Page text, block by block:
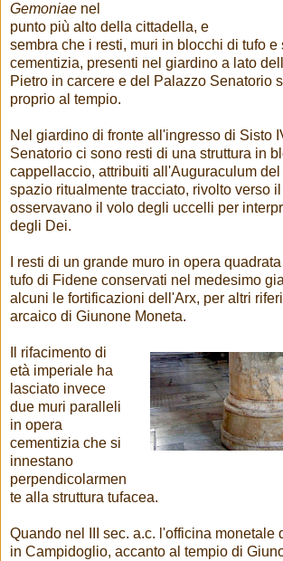
Gemoniae nel
punto più alto della cittadella, e
sembra che i resti, muri in blocchi di tufo e
cementizia, presenti nel giardino a lato
Pietro in carcere e del Palazzo Senatorio
proprio al tempio.
Nel giardino di fronte all'ingresso di Sisto
Senatorio ci sono resti di una struttura in
cappellaccio, attribuiti all'Auguraculum
spazio ritualmente tracciato, rivolto verso
osservavano il volo degli uccelli per
degli Dei.
I resti di un grande muro in opera
tufo di Fidene conservati nel medesimo
alcuni le fortificazioni dell'Arx, per altri
arcaico di Giunone Moneta.
Il rifacimento di
età imperiale ha
lasciato invece
due muri paralleli
in opera
cementizia che si
innestano
perpendicolarmen
te alla struttura tufacea.
Quando nel III sec. a.c. l'officina monetale
in Campidoglio, accanto al tempio di